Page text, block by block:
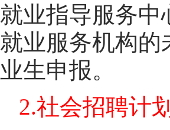
就业指导服务
就业服务机构
业生申报。
2.社会招聘计